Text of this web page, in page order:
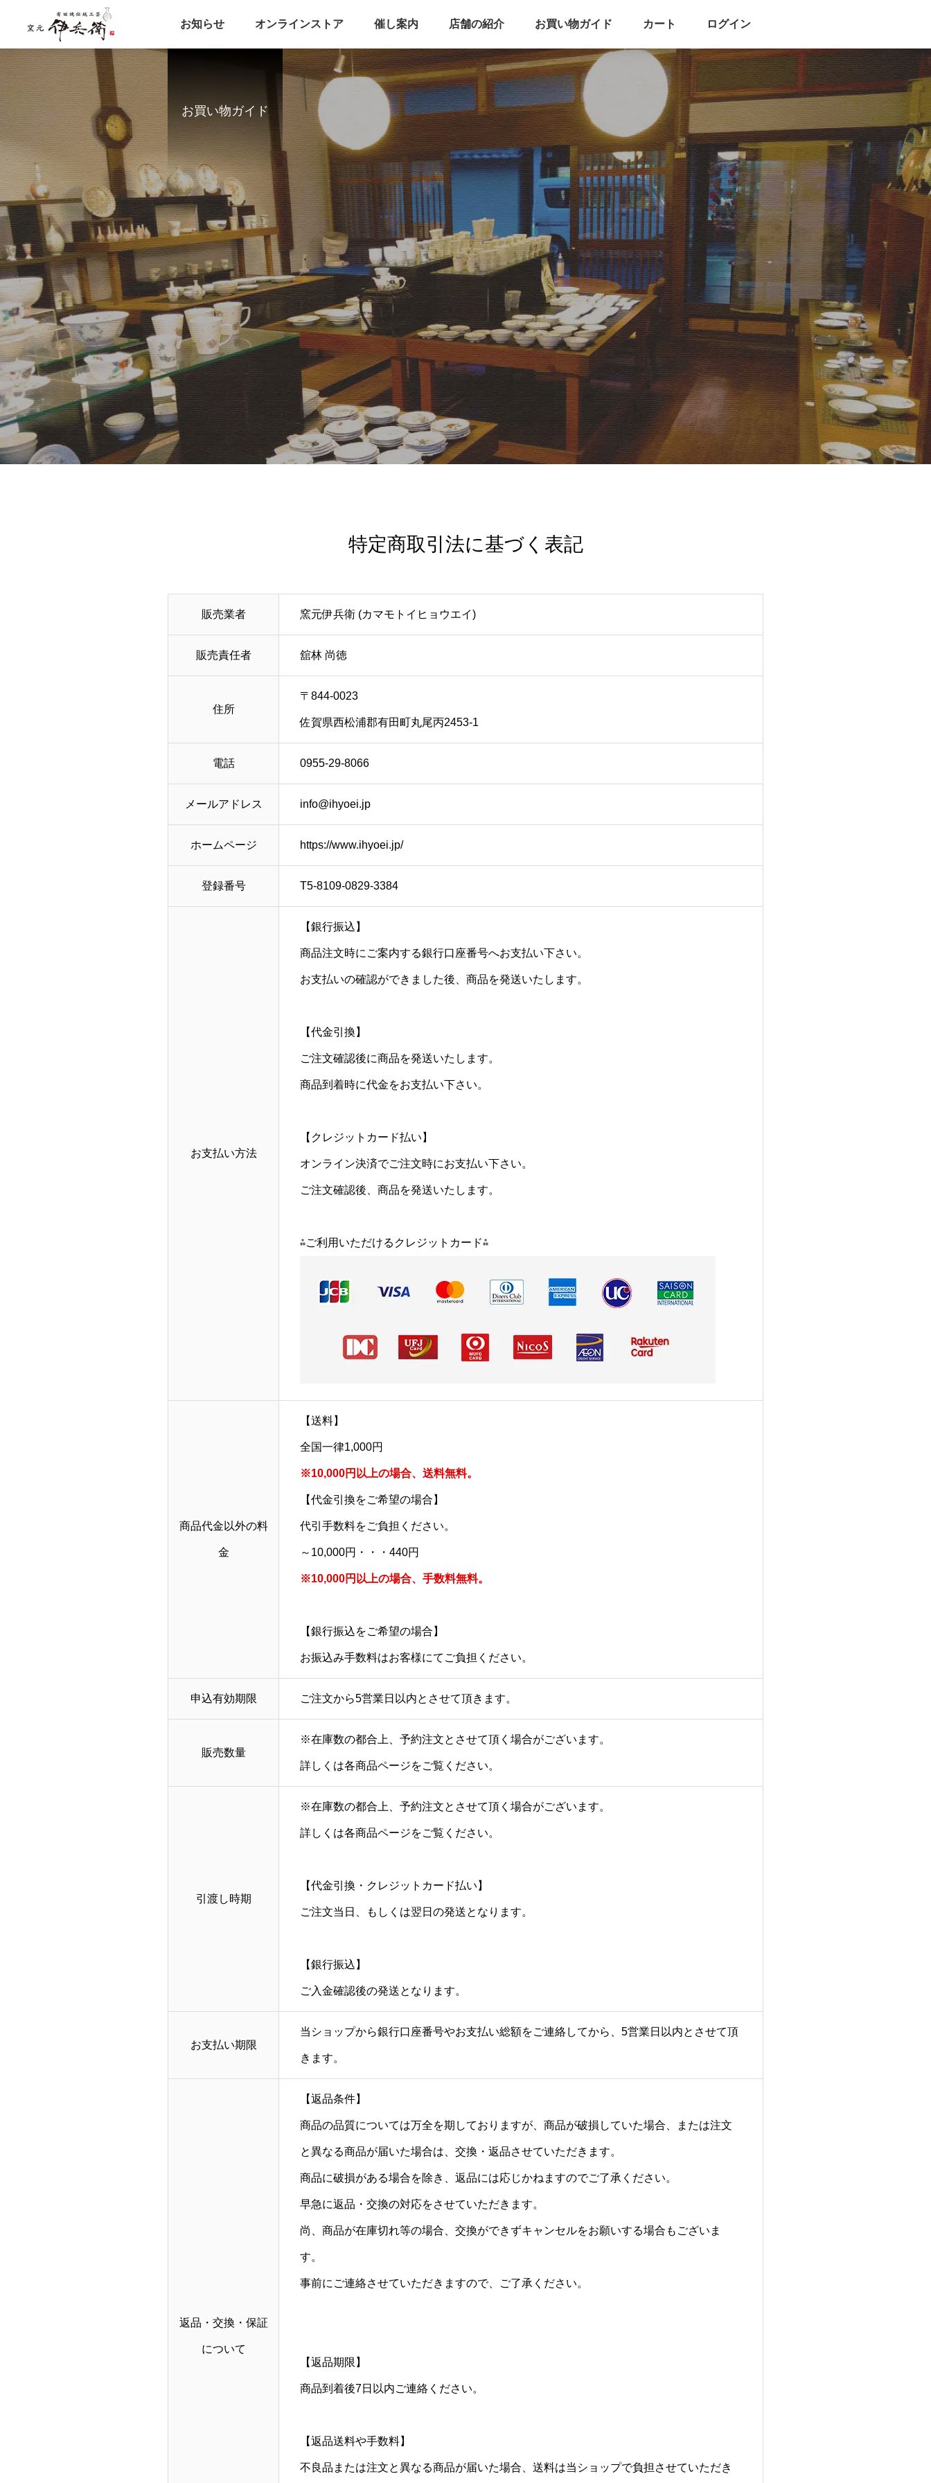
お知らせ オンラインストア 催し案内 店舗の紹介 お買い物ガイド カート ログイン
お買い物ガイド
特定商取引法に基づく表記
販売業者 窯元伊兵衛 (カマモトイヒョウエイ)
販売責任者 舘林 尚徳
住所
〒844-0023
佐賀県西松浦郡有田町丸尾丙2453-1
電話 0955-29-8066
メールアドレス info@ihyoei.jp
ホームページ https://www.ihyoei.jp/
登録番号 T5-8109-0829-3384
お支払い方法
【銀行振込】
商品注文時にご案内する銀行口座番号へお支払い下さい。
お支払いの確認ができました後、商品を発送いたします。
【代金引換】
ご注文確認後に商品を発送いたします。
商品到着時に代金をお支払い下さい。
【クレジットカード払い】
オンライン決済でご注文時にお支払い下さい。
ご注文確認後、商品を発送いたします。
⁂ご利用いただけるクレジットカード⁂
商品代金以外の料
金
【送料】
全国一律1,000円
※10,000円以上の場合、送料無料。
【代金引換をご希望の場合】
代引手数料をご負担ください。
～10,000円・・・440円
※10,000円以上の場合、手数料無料。
【銀行振込をご希望の場合】
お振込み手数料はお客様にてご負担ください。
申込有効期限 ご注文から5営業日以内とさせて頂きます。
販売数量
※在庫数の都合上、予約注文とさせて頂く場合がございます。
詳しくは各商品ページをご覧ください。
引渡し時期
※在庫数の都合上、予約注文とさせて頂く場合がございます。
詳しくは各商品ページをご覧ください。
【代金引換・クレジットカード払い】
ご注文当日、もしくは翌日の発送となります。
【銀行振込】
ご入金確認後の発送となります。
お支払い期限
当ショップから銀行口座番号やお支払い総額をご連絡してから、5営業日以内とさせて頂
きます。
返品・交換・保証
について
【返品条件】
商品の品質については万全を期しておりますが、商品が破損していた場合、または注文
と異なる商品が届いた場合は、交換・返品させていただきます。
商品に破損がある場合を除き、返品には応じかねますのでご了承ください。
早急に返品・交換の対応をさせていただきます。
尚、商品が在庫切れ等の場合、交換ができずキャンセルをお願いする場合もございま
す。
事前にご連絡させていただきますので、ご了承ください。
【返品期限】
商品到着後7日以内ご連絡ください。
【返品送料や手数料】
不良品または注文と異なる商品が届いた場合、送料は当ショップで負担させていただき